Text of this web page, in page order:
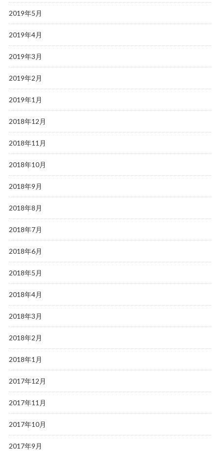
2019年5月
2019年4月
2019年3月
2019年2月
2019年1月
2018年12月
2018年11月
2018年10月
2018年9月
2018年8月
2018年7月
2018年6月
2018年5月
2018年4月
2018年3月
2018年2月
2018年1月
2017年12月
2017年11月
2017年10月
2017年9月